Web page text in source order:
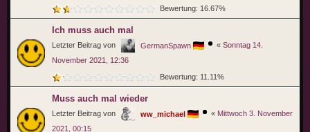
Bewertung: 16.67%
Ich muss auch mal
Letzter Beitrag von GermanSpawn « Sonntag 14.
November 2021, 12:36
Bewertung: 11.11%
Muss auch mal wieder
Letzter Beitrag von ww_michael « Mittwoch 3. November
2021, 00:15